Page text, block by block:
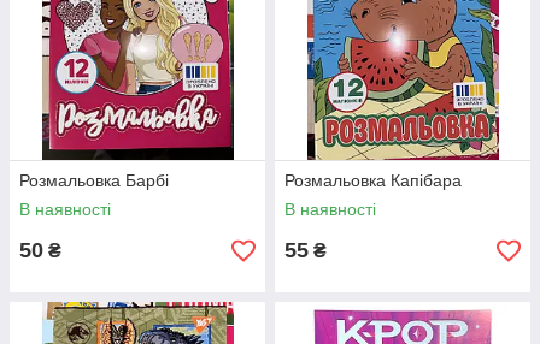
Розмальовка Барбі
В наявності
50 ₴
Розмальовка Капібара
В наявності
55 ₴